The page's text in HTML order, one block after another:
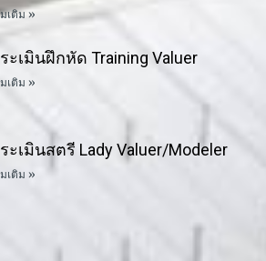
เติม »
ะเมินฝึกหัด Training Valuer
เติม »
ะเมินสตรี Lady Valuer/Modeler
เติม »